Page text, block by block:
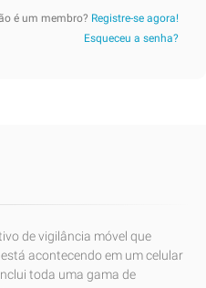
é um membro? Registre-se agora!
Esqueceu a senha?
de vigilância móvel que
acontecendo em um celular
toda uma gama de